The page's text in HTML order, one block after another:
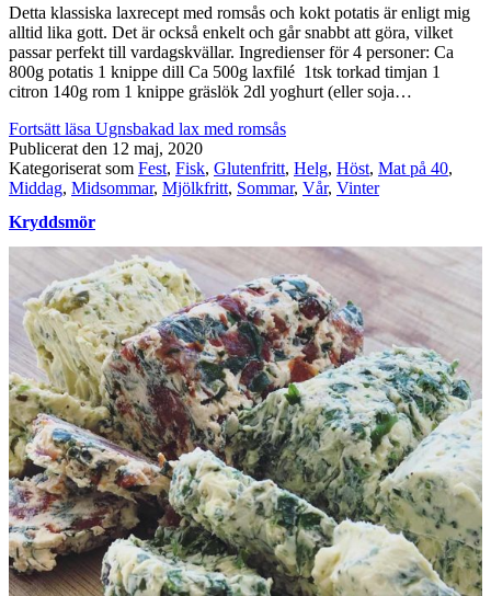
Detta klassiska laxrecept med romsås och kokt potatis är enligt mig
alltid lika gott. Det är också enkelt och går snabbt att göra, vilket
passar perfekt till vardagskvällar. Ingredienser för 4 personer: Ca
800g potatis 1 knippe dill Ca 500g laxfilé 1tsk torkad timjan 1
citron 140g rom 1 knippe gräslök 2dl yoghurt (eller soja…
Fortsätt läsa Ugnsbakad lax med romsås
Publicerat den 12 maj, 2020
Kategoriserat som Fest, Fisk, Glutenfritt, Helg, Höst, Mat på 40,
Middag, Midsommar, Mjölkfritt, Sommar, Vår, Vinter
Kryddsmör